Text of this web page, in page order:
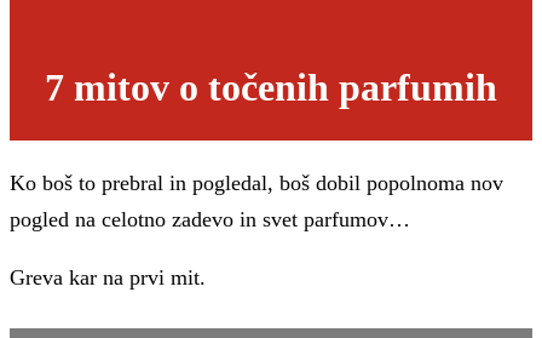
7 mitov o točenih parfumih
Ko boš to prebral in pogledal, boš dobil popolnoma nov
pogled na celotno zadevo in svet parfumov…
Greva kar na prvi mit.